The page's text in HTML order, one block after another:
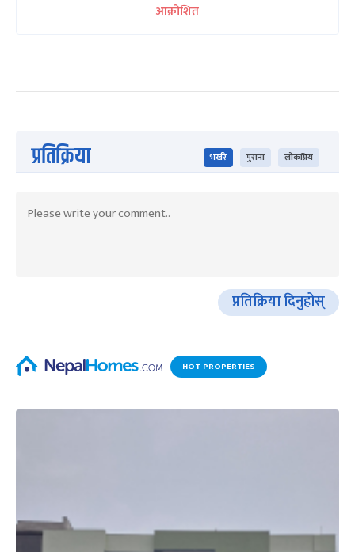
आक्रोशित
प्रतिक्रिया भर्खरै पुराना लोकप्रिय
प्रतिक्रिया दिनुहोस्
HOT PROPERTIES